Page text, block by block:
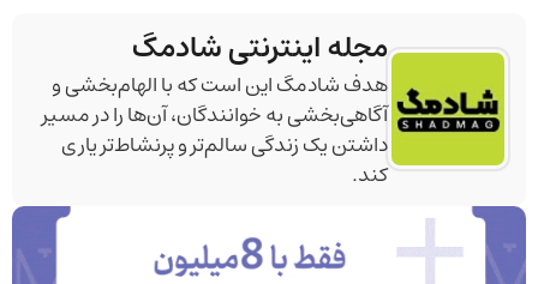
مجله اینترنتی شادمگ
هدف شادمگ این است که با الهام‌بخشی و
آگاهی‌بخشی به خوانندگان، آن‌ها را در مسیر
داشتن یک زندگی سالم‌تر و پرنشاط‌تر یاری
کند.